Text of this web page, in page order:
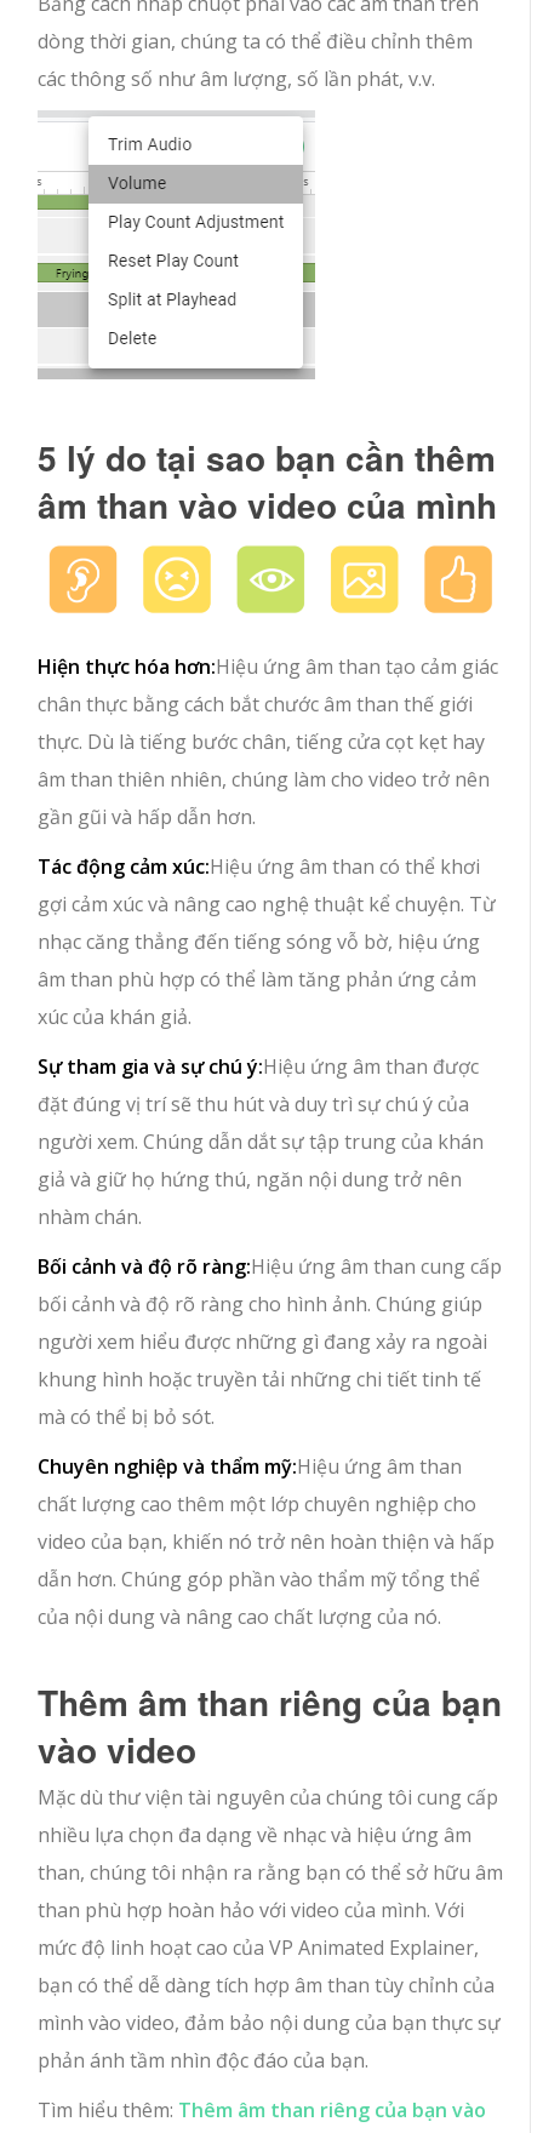
dòng thời gian, chúng ta có thể điều chỉnh thêm
các thông số như âm lượng, số lần phát, v.v.
5 lý do tại sao bạn cần thêm
âm than vào video của mình
Hiện thực hóa hơn:Hiệu ứng âm than tạo cảm giác
chân thực bằng cách bắt chước âm than thế giới
thực. Dù là tiếng bước chân, tiếng cửa cọt kẹt hay
âm than thiên nhiên, chúng làm cho video trở nên
gần gũi và hấp dẫn hơn.
Tác động cảm xúc:Hiệu ứng âm than có thể khơi
gợi cảm xúc và nâng cao nghệ thuật kể chuyện. Từ
nhạc căng thẳng đến tiếng sóng vỗ bờ, hiệu ứng
âm than phù hợp có thể làm tăng phản ứng cảm
xúc của khán giả.
Sự tham gia và sự chú ý:Hiệu ứng âm than được
đặt đúng vị trí sẽ thu hút và duy trì sự chú ý của
người xem. Chúng dẫn dắt sự tập trung của khán
giả và giữ họ hứng thú, ngăn nội dung trở nên
nhàm chán.
Bối cảnh và độ rõ ràng:Hiệu ứng âm than cung cấp
bối cảnh và độ rõ ràng cho hình ảnh. Chúng giúp
người xem hiểu được những gì đang xảy ra ngoài
khung hình hoặc truyền tải những chi tiết tinh tế
mà có thể bị bỏ sót.
Chuyên nghiệp và thẩm mỹ:Hiệu ứng âm than
chất lượng cao thêm một lớp chuyên nghiệp cho
video của bạn, khiến nó trở nên hoàn thiện và hấp
dẫn hơn. Chúng góp phần vào thẩm mỹ tổng thể
của nội dung và nâng cao chất lượng của nó.
Thêm âm than riêng của bạn
vào video
Mặc dù thư viện tài nguyên của chúng tôi cung cấp
nhiều lựa chọn đa dạng về nhạc và hiệu ứng âm
than, chúng tôi nhận ra rằng bạn có thể sở hữu âm
than phù hợp hoàn hảo với video của mình. Với
mức độ linh hoạt cao của VP Animated Explainer,
bạn có thể dễ dàng tích hợp âm than tùy chỉnh của
mình vào video, đảm bảo nội dung của bạn thực sự
phản ánh tầm nhìn độc đáo của bạn.
Tìm hiểu thêm: Thêm âm than riêng của bạn vào